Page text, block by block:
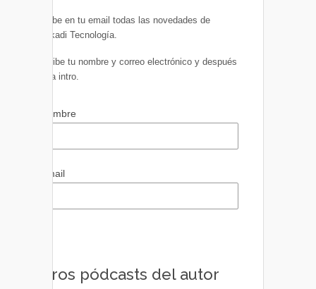
Recibe en tu email todas las novedades de
Euskadi Tecnología.
Escribe tu nombre y correo electrónico y después
pulsa intro.
Nombre
Email
Otros pódcasts del autor